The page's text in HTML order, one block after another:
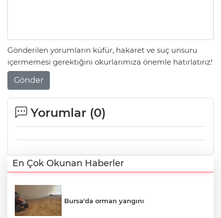
Gönderilen yorumların küfür, hakaret ve suç unsuru
içermemesi gerektiğini okurlarımıza önemle hatırlatırız!
Gönder
Yorumlar (0)
En Çok Okunan Haberler
Bursa'da orman yangını